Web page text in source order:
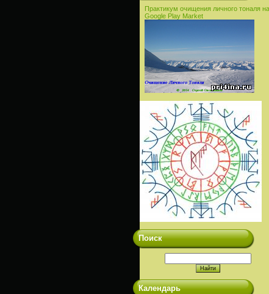
Практикум очищения личного тоналя на
Google Play Market
Поиск
Календарь